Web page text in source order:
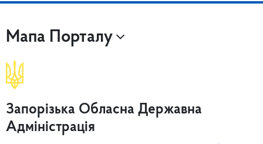
Мапа Порталу
Запорізька Обласна Державна
Адміністрація